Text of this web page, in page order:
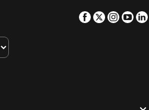
Hotel Manantial Melgar
Facebook
Twitter